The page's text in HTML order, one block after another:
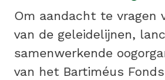
Om aandacht te vragen
van de geleidelijnen,
samenwerkende
van het Bartiméus